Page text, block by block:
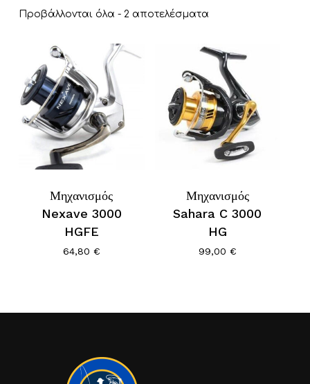
Προβάλλονται όλα - 2 αποτελέσματα
Μηχανισμός
Nexave 3000
HGFE
64,80 €
Μηχανισμός
Sahara C 3000
HG
99,00 €